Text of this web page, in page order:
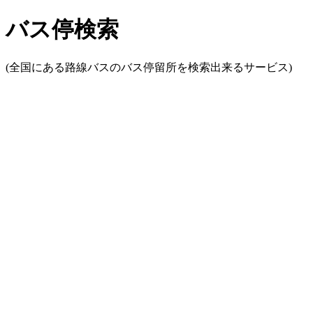
バス停検索
(全国にある路線バスのバス停留所を検索出来るサービス)